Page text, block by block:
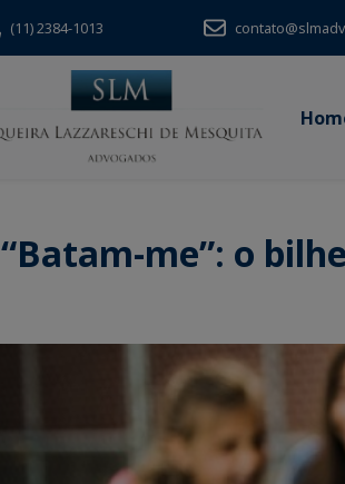
(11) 2384-1013
“Batam-me”: o